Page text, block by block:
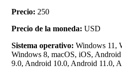
Precio: 250
Precio de la moneda: USD
Sistema operativo: Windows 11,
Windows 8, macOS, iOS,
9.0, Android 10.0, Android 11.0,